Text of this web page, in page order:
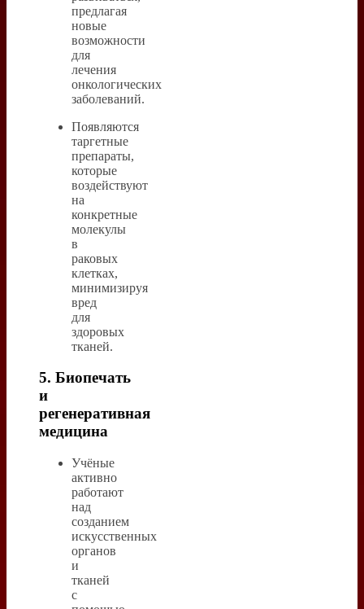
предлагая
новые
возможности
для
лечения
онкологических
заболеваний.
Появляются
таргетные
препараты,
которые
воздействуют
на
конкретные
молекулы
в
раковых
клетках,
минимизируя
вред
для
здоровых
тканей.
5. Биопечать
и
регенеративная
медицина
Учёные
активно
работают
над
созданием
искусственных
органов
и
тканей
с